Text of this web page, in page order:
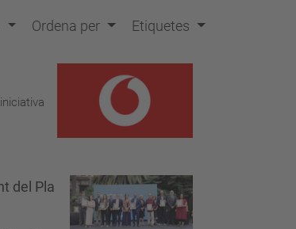
Ordena per Etiquetes
del Pla